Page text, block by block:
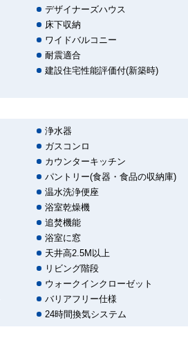
デザイナーズハウス
床下収納
ワイドバルコニー
耐震適合
建設住宅性能評価付(新築時)
浄水器
ガスコンロ
カウンターキッチン
パントリー(食器・食品の収納庫)
温水洗浄便座
浴室乾燥機
追焚機能
浴室に窓
天井高2.5M以上
リビング階段
ウォークインクローゼット
バリアフリー仕様
24時間換気システム